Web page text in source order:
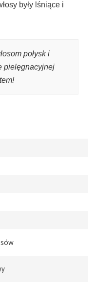
były lśniące i
połysk i
pielęgnacyjnej